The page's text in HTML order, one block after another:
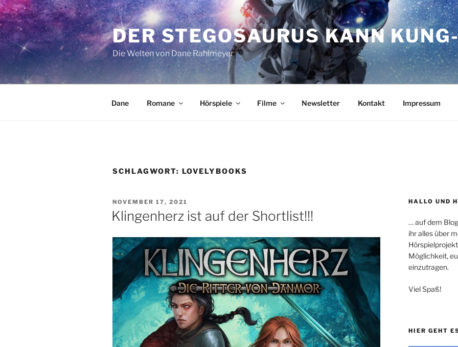
Zum
Inhalt
springen
DER STEGOSAURUS KANN
Die Welten von Dane Rahlmeyer
Dane Romane Hörspiele Filme Newsletter Kontakt Impressum
SCHLAGWORT: LOVELYBOOKS
VERÖFFENTLICHT
AM
NOVEMBER 17, 2021
Klingenherz ist auf der Shortlist!!!
HALLO UND
… auf dem
ihr alles über
Möglichkeit,
einzutragen.
Viel Spaß!
HIER GEHT